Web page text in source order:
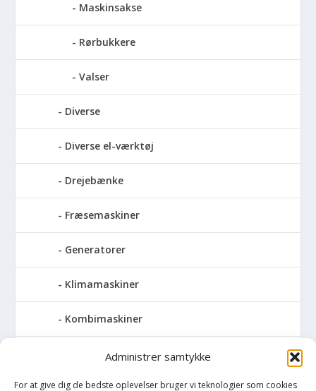
Administrer samtykke
For at give dig de bedste oplevelser bruger vi teknologier som cookies
Maskinsakse
Rørbukkere
Valser
Diverse
Diverse el-værktøj
Drejebænke
Fræsemaskiner
Generatorer
Klimamaskiner
Kombimaskiner
Kompressor
Pressemaskiner